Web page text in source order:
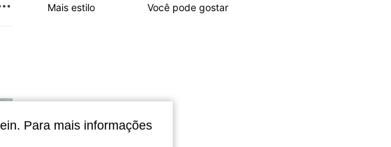
315
Mais estilo Você pode gostar
Para mais informações